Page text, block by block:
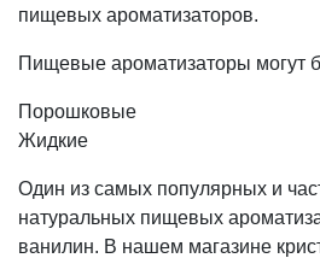
пищевых ароматизаторов.
Пищевые ароматизаторы могут
Порошковые
Жидкие
Один из самых популярных и
натуральных пищевых
ванилин. В нашем магазине